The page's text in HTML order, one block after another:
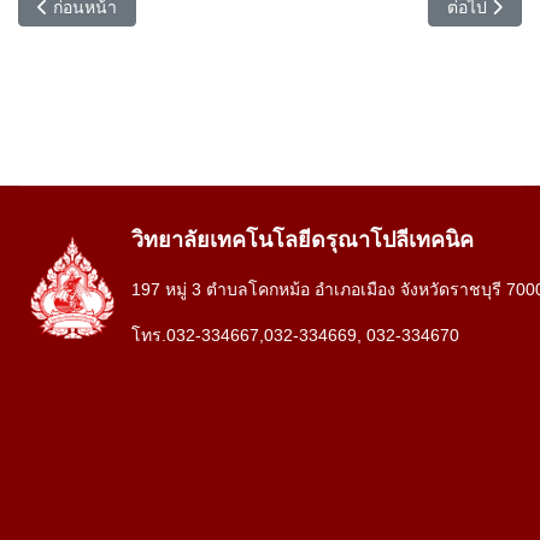
เนื้อหาก่อนหน้า: ปีการศึกษา 2567
ก่อนหน้า เนื้อหาถัดไ
ต่อไป
วิทยาลัยเทคโนโลยีดรุณาโปลีเทคนิค
197 หมู่ 3 ตำบลโคกหม้อ อำเภอเมือง จังหวัดราชบุรี
โทร.032-334667,032-334669, 032-334670